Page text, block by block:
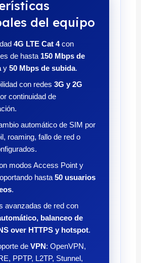
del equipo
4G LTE Cat 4con
de hasta 150 Mbps de
y 50 Mbps de subida.
con redes 3G y 2G
continuidad de
automático de SIM por
roaming, fallo de red o
modos Access Point y
hasta 50 usuarios
.
avanzadas de red con
balanceo de
over HTTPS y hotspot.
de VPN: OpenVPN,
PPTP, L2TP, Stunnel,